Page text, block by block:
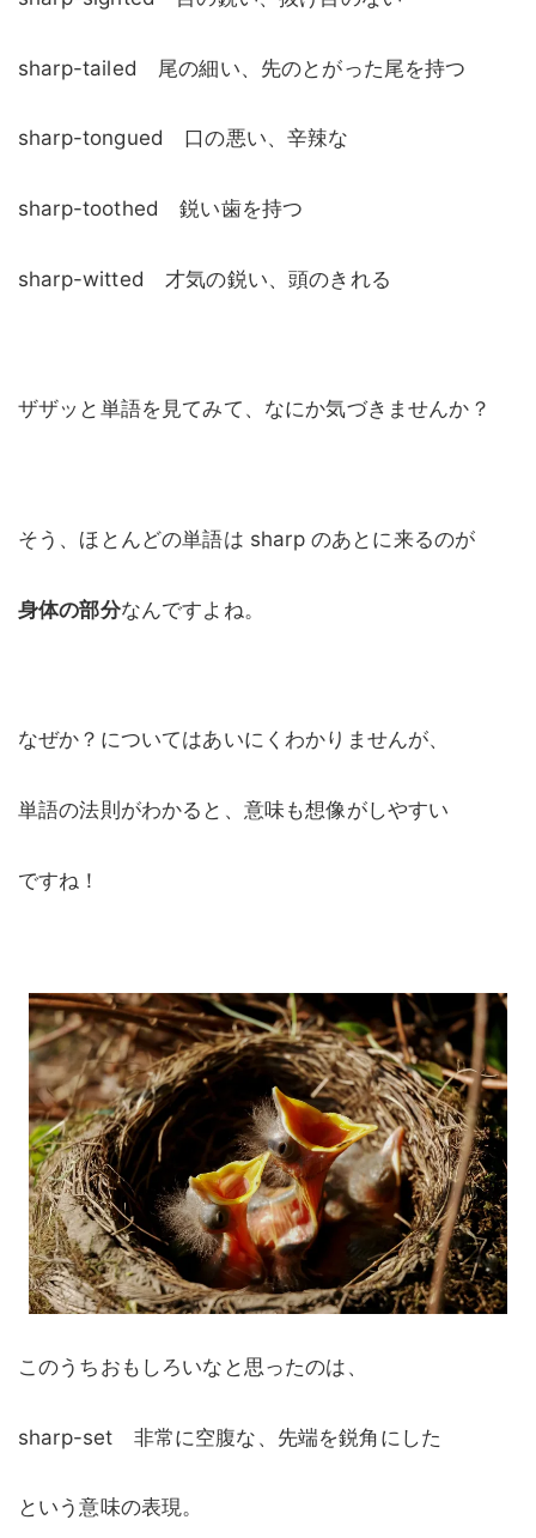
sharp-tailed 尾の細い、先のとがった尾を持つ
sharp-tongued 口の悪い、辛辣な
sharp-toothed 鋭い歯を持つ
sharp-witted 才気の鋭い、頭のきれる
ザザッと単語を見てみて、なにか気づきませんか？
そう、ほとんどの単語は sharp のあとに来るのが
身体の部分なんですよね。
なぜか？についてはあいにくわかりませんが、
単語の法則がわかると、意味も想像がしやすい
ですね！
このうちおもしろいなと思ったのは、
sharp-set 非常に空腹な、先端を鋭角にした
という意味の表現。